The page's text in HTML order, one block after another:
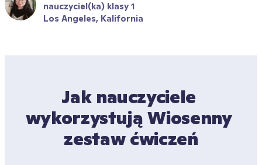
nauczyciel(ka) klasy 1
Los Angeles, Kalifornia
Jak nauczyciele
wykorzystują Wiosenny
zestaw ćwiczeń